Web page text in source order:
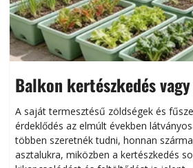
Balkon kertészkedés
Helytakarékos
A saját termesztésű zöldségek és
érdeklődés az elmúlt években
többen szeretnék tudni, honnan
asztalukra, miközben a kertészkedés